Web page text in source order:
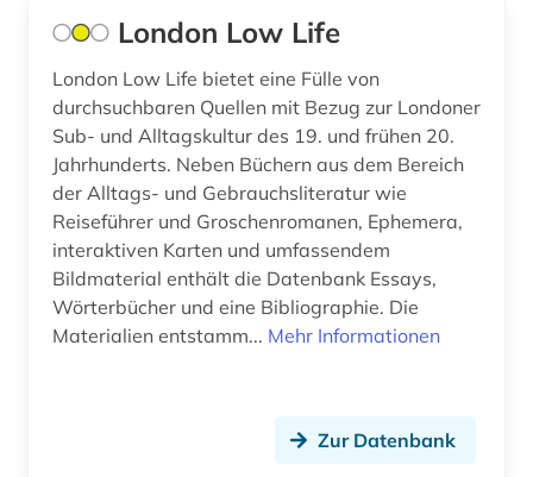
bilder (5)
bildliche darstellung (4)
bildmaterial (1)
bildnis (8)
bildnisgrafik (1)
bildnismalerei (2)
bildpostkarte (4)
London Low Life
London Low Life bietet eine Fülle von
durchsuchbaren Quellen mit Bezug zur Londoner
Sub- und Alltagskultur des 19. und frühen 20.
Jahrhunderts. Neben Büchern aus dem Bereich
der Alltags- und Gebrauchsliteratur wie
Reiseführer und Groschenromanen, Ephemera,
interaktiven Karten und umfassendem
Bildmaterial enthält die Datenbank Essays,
Wörterbücher und eine Bibliographie. Die
Materialien entstamm... Mehr Informationen
Zur Datenbank